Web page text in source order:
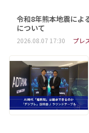
令和8年熊本地震によ
について
2026.08.07 17:30 プレ